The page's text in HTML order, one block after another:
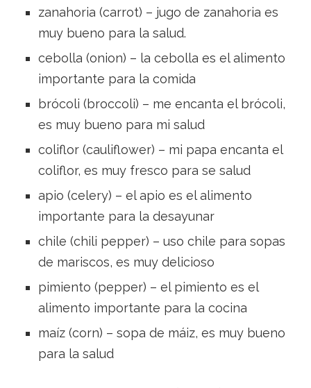
zanahoria (carrot) – jugo de zanahoria es
muy bueno para la salud.
cebolla (onion) – la cebolla es el alimento
importante para la comida
brócoli (broccoli) – me encanta el brócoli,
es muy bueno para mi salud
coliflor (cauliflower) – mi papa encanta el
coliflor, es muy fresco para se salud
apio (celery) – el apio es el alimento
importante para la desayunar
chile (chili pepper) – uso chile para sopas
de mariscos, es muy delicioso
pimiento (pepper) – el pimiento es el
alimento importante para la cocina
maíz (corn) – sopa de máiz, es muy bueno
para la salud